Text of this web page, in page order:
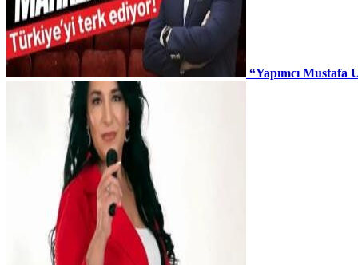
“Yapımcı Mustafa